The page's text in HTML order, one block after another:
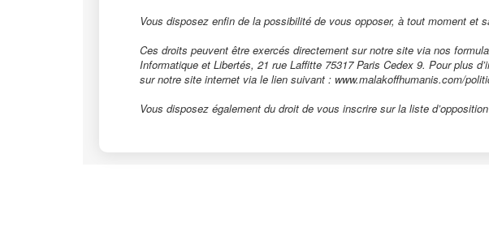
Vous disposez enfin de la possibilité de vous opposer, à tout moment
Ces droits peuvent être exercés directement sur notre site via nos
Informatique et Libertés, 21 rue Laffitte 75317 Paris Cedex 9. Pour plus
sur notre site internet via le lien suivant : www.malakoffhumanis.com/
Vous disposez également du droit de vous inscrire sur la liste